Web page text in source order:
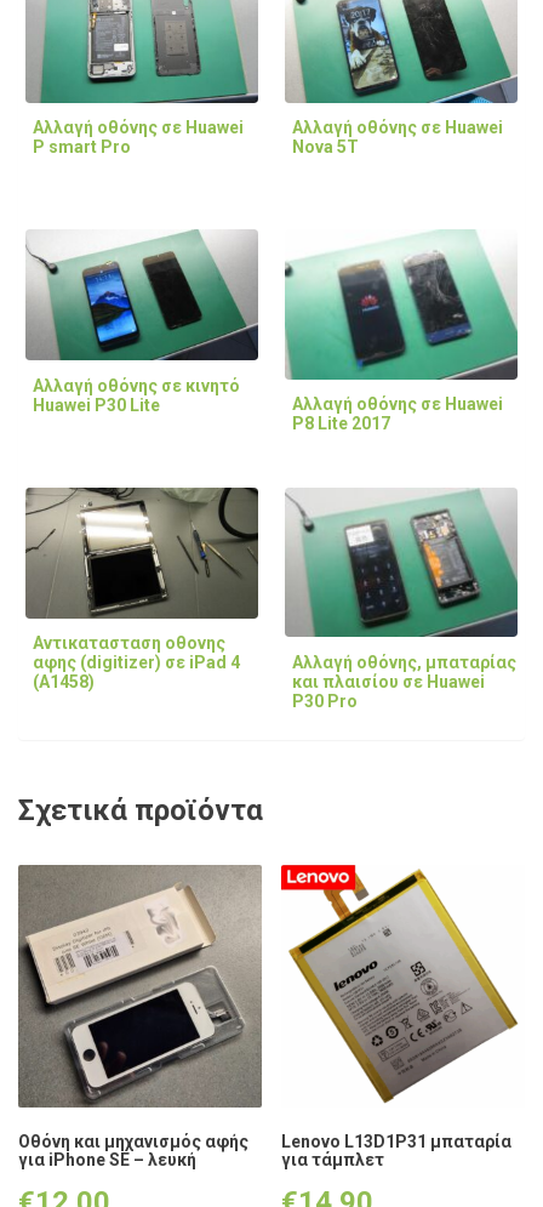
Αλλαγή οθόνης σε Huawei
P smart Pro
Αλλαγή οθόνης σε Huawei
Nova 5T
Αλλαγή οθόνης σε κινητό
Huawei P30 Lite
Αλλαγή οθόνης σε Huawei
P8 Lite 2017
Αντικατασταση οθονης
αφης (digitizer) σε iPad 4
(A1458)
Αλλαγή οθόνης, μπαταρίας
και πλαισίου σε Huawei
P30 Pro
Σχετικά προϊόντα
Οθόνη και μηχανισμός αφής
για iPhone SE – λευκή
Lenovo L13D1P31 μπαταρία
για τάμπλετ